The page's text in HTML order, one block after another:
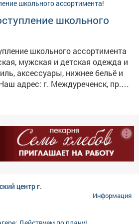
16-75.
школьного
школьного ассортимента
аксессуары, нижнее бельё и
центр г.
Информация